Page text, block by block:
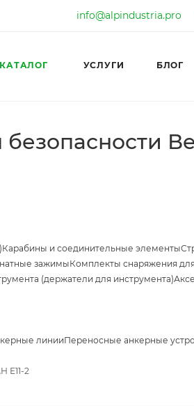
info@alpindustria.pro
КАТАЛОГ УСЛУГИ БЛОГ
Карабины и соединительные элементы
зажимыКомплекты снаряжения
(держатели для инструмента)
линииПереносные анкерные
Е11-2